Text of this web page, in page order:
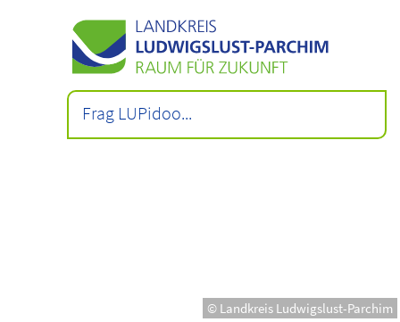
© Landkreis Ludwigslust-Parchim